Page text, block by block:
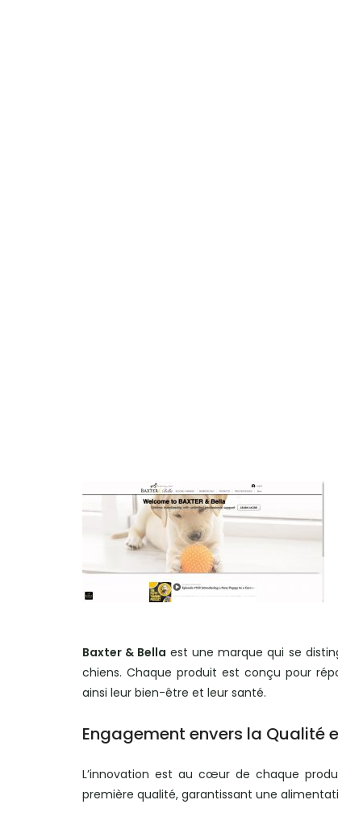
Baxter & Bella est une marque qui se
chiens. Chaque produit est conçu pour
ainsi leur bien-être et leur santé.
Engagement envers la Qualité
L’innovation est au cœur de chaque
première qualité, garantissant une